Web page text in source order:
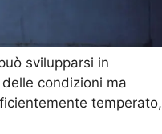
svilupparsi in
condizioni ma
temperato,